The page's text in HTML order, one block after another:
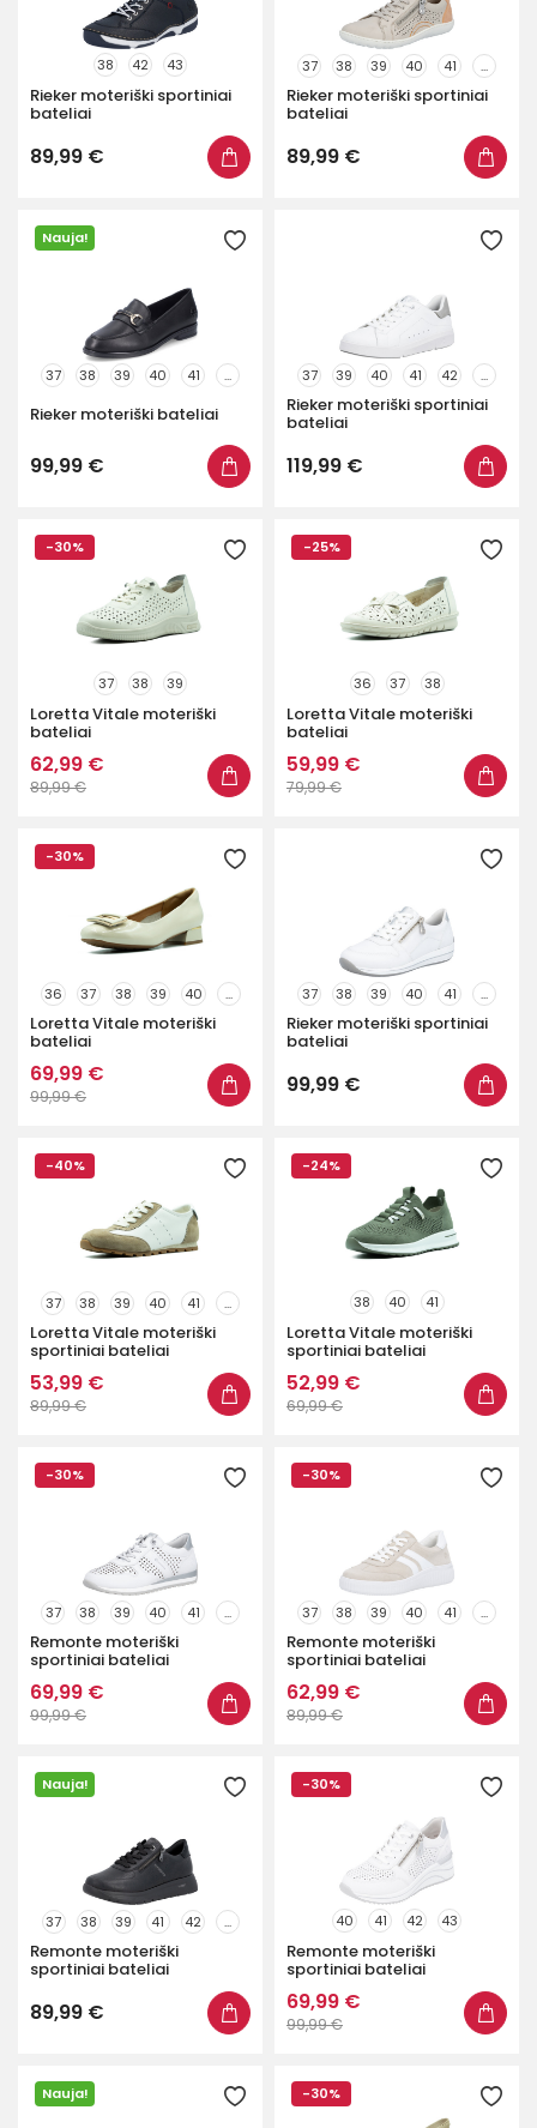
38 42 43
Rieker moteriški sportiniai
bateliai
89,99 €
37 38 39 40 41 ...
Rieker moteriški sportiniai
bateliai
89,99 €
Nauja!
37 38 39 40 41 ...
Rieker moteriški bateliai
99,99 €
37 39 40 41 42 ...
Rieker moteriški sportiniai
bateliai
119,99 €
-30%
37 38 39
Loretta Vitale moteriški
bateliai
62,99 €
89,99 €
-25%
36 37 38
Loretta Vitale moteriški
bateliai
59,99 €
79,99 €
-30%
36 37 38 39 40 ...
Loretta Vitale moteriški
bateliai
69,99 €
99,99 €
37 38 39 40 41 ...
Rieker moteriški sportiniai
bateliai
99,99 €
-40%
37 38 39 40 41 ...
Loretta Vitale moteriški
sportiniai bateliai
53,99 €
89,99 €
-24%
38 40 41
Loretta Vitale moteriški
sportiniai bateliai
52,99 €
69,99 €
-30%
37 38 39 40 41 ...
Remonte moteriški
sportiniai bateliai
69,99 €
99,99 €
-30%
37 38 39 40 41 ...
Remonte moteriški
sportiniai bateliai
62,99 €
89,99 €
Nauja!
37 38 39 41 42 ...
Remonte moteriški
sportiniai bateliai
89,99 €
-30%
40 41 42 43
Remonte moteriški
sportiniai bateliai
69,99 €
99,99 €
Nauja! -30%